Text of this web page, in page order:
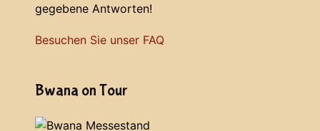
gegebene Antworten!
Besuchen Sie unser FAQ
Bwana on Tour